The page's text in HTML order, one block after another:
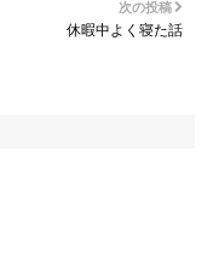
次の投稿
休暇中よく寝た話